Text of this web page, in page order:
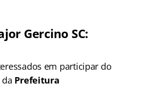
Gercino SC:
em participar do
Prefeitura